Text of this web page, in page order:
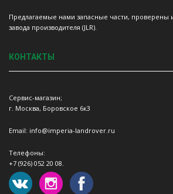
Предлагаемые нами запасные части, проверены
завода производителя (JLR).
КОНТАКТЫ
Сервис-магазин;
г. Москва, Боровское 6к3
Email: info@imperia-landrover.ru
Телефоны:
+7 (926) 052 20 08.